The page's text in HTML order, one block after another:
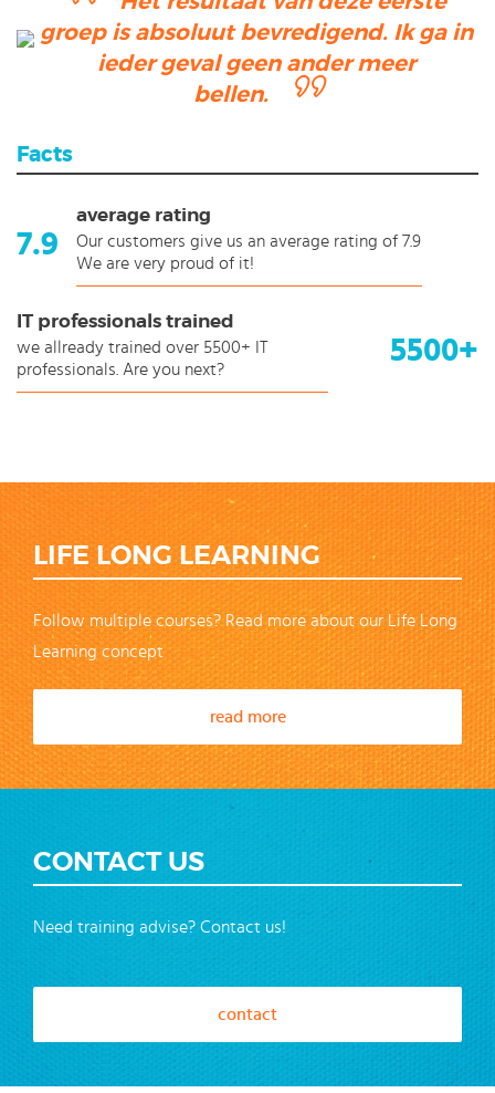
groep is absoluut bevredigend. Ik ga in
ieder geval geen ander meer
bellen.
Facts
7.9
average rating
Our customers give us an average rating of 7.9
We are very proud of it!
5500+
IT professionals trained
we allready trained over 5500+ IT
professionals. Are you next?
LIFE LONG LEARNING
Follow multiple courses? Read more about our Life Long
Learning concept
read more
CONTACT US
Need training advise? Contact us!
contact